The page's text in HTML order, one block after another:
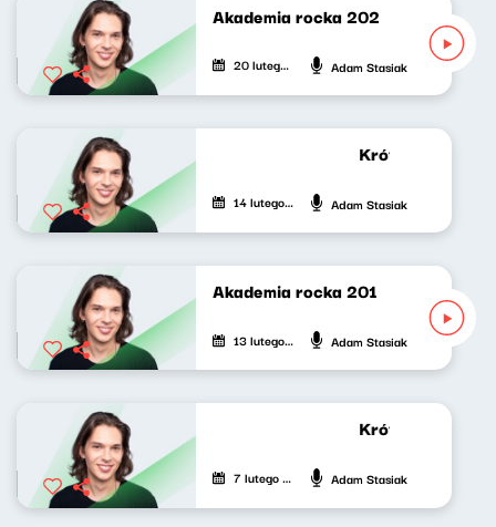
Akademia rocka 202
20 lutego 2026 Adam Stasiak
Krótkie
14 lutego 2026 Adam Stasiak
Akademia rocka 201
13 lutego 2026 Adam Stasiak
Krótkie
7 lutego 2026 Adam Stasiak